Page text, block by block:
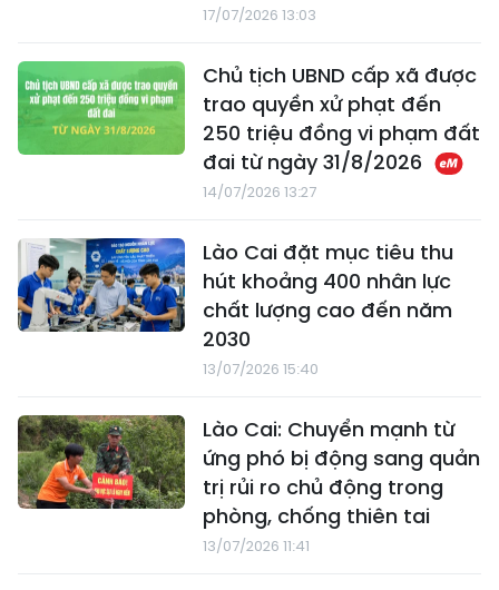
17/07/2026 13:03
Chủ tịch UBND cấp xã được
trao quyền xử phạt đến
250 triệu đồng vi phạm đất
đai từ ngày 31/8/2026
14/07/2026 13:27
Lào Cai đặt mục tiêu thu
hút khoảng 400 nhân lực
chất lượng cao đến năm
2030
13/07/2026 15:40
Lào Cai: Chuyển mạnh từ
ứng phó bị động sang quản
trị rủi ro chủ động trong
phòng, chống thiên tai
13/07/2026 11:41